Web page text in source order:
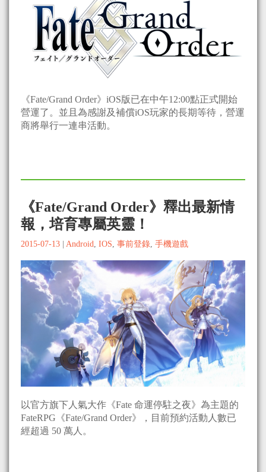
《Fate/Grand Order》iOS版已在中午12:00點正式開始
營運了。並且為感謝及補償iOS玩家的長期等待，營運
商將舉行一連串活動。
《Fate/Grand Order》釋出最新情
報，培育專屬英靈！
2015-07-13 Android, IOS, 事前登錄, 手機遊戲
以官方旗下人氣大作《Fate 命運停駐之夜》為主題的
FateRPG《Fate/Grand Order》，目前預約活動人數已
經超過 50 萬人。